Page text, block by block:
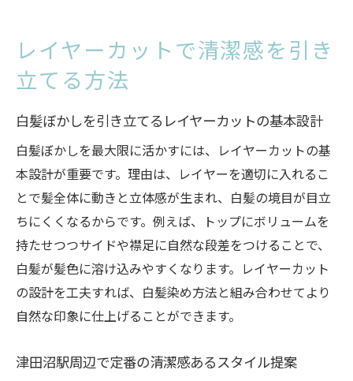
レイヤーカットで清潔感を引き
立てる方法
白髪ぼかしを引き立てるレイヤーカットの基本設計
白髪ぼかしを最大限に活かすには、レイヤーカットの基
本設計が重要です。理由は、レイヤーを適切に入れるこ
とで髪全体に動きと立体感が生まれ、白髪の境目が目立
ちにくくなるからです。例えば、トップにボリュームを
持たせつつサイドや襟足に自然な段差をつけることで、
白髪が髪色に溶け込みやすくなります。レイヤーカット
の設計を工夫すれば、白髪染め方法と組み合わせてより
自然な印象に仕上げることができます。
津田沼駅周辺で定番の清潔感あるスタイル提案